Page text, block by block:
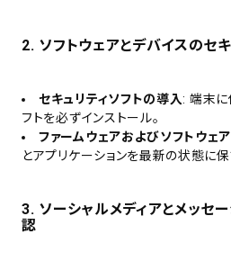
2. ソフトウェアとデバイスのセ
セキュリティソフトの導入: 端末に
フトを必ずインストール。
ファームウェアおよびソフトウェ
とアプリケーションを最新の状態に保
3. ソーシャルメディアとメッセ
認